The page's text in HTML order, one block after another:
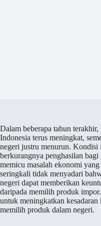
Dalam beberapa tahun
Indonesia terus meningkat,
negeri justru menurun. Kondisi
berkurangnya penghasilan
memicu masalah ekonomi
seringkali tidak menyadari
negeri dapat memberikan
daripada memilih produk
untuk meningkatkan
memilih produk dalam negeri.